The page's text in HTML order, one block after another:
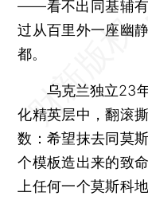
——看不出同基辅有
过从百里外一座幽
都。
乌克兰独立23年
化精英层中，翻滚
数：希望抹去同莫
个模板造出来的致
上任何一个莫斯科